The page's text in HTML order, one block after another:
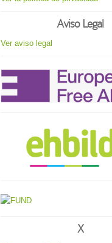
Aviso Legal
Ver aviso legal
X